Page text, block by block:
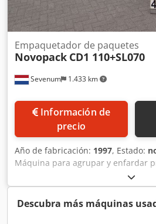
Sevenum 1.433 km
Empaquetador de paquetes
Novopack CD1 110+SL070
Información de
precio
Año de fabricación: 1997, Estado:
Máquina para agrupar y enfardar
Novopack Modelo: CD1 110+SL070
3600x2000x2150 mm Cjdpsia I
sellado (primer ciclo de operación):
sellado lateral: 650 mm
Descubra más máquinas